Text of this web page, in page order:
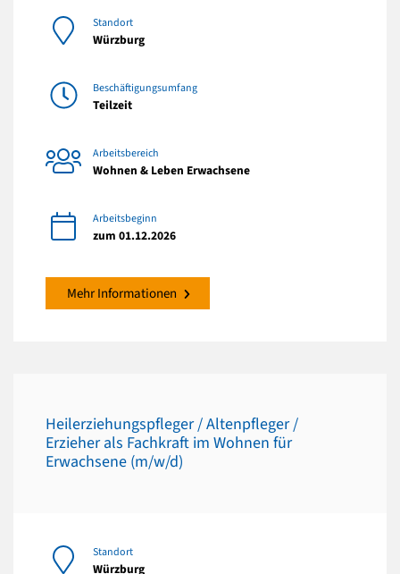
Standort
Würzburg
Beschäftigungsumfang
Teilzeit
Arbeitsbereich
Wohnen & Leben Erwachsene
Arbeitsbeginn
zum 01.12.2026
Mehr Informationen
Heilerziehungspfleger / Altenpfleger /
Erzieher als Fachkraft im Wohnen für
Erwachsene (m/w/d)
Standort
Würzburg